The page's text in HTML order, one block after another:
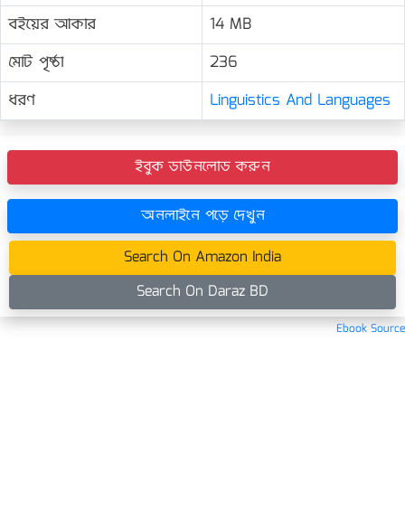
বইয়ের আকার
14 MB
মোট পৃষ্ঠা
236
ধরণ
Linguistics And Languages
ইবুক ডাউনলোড করুন
অনলাইনে পড়ে দেখুন
Search On Amazon India
Search On Daraz BD
Ebook Source